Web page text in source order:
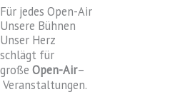
Für jedes Open-Air
Unsere Bühnen
Unser Herz
schlägt für
große Open-Air–
Veranstaltungen.